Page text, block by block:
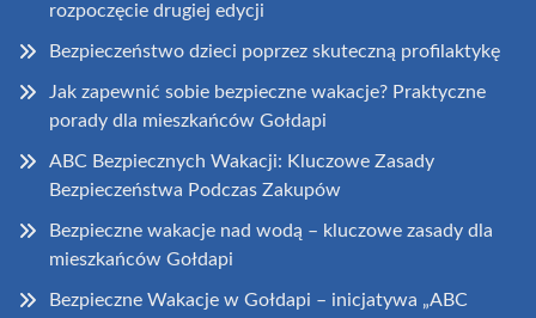
rozpoczęcie drugiej edycji
Bezpieczeństwo dzieci poprzez skuteczną profilaktykę
Jak zapewnić sobie bezpieczne wakacje? Praktyczne
porady dla mieszkańców Gołdapi
ABC Bezpiecznych Wakacji: Kluczowe Zasady
Bezpieczeństwa Podczas Zakupów
Bezpieczne wakacje nad wodą – kluczowe zasady dla
mieszkańców Gołdapi
Bezpieczne Wakacje w Gołdapi – inicjatywa „ABC